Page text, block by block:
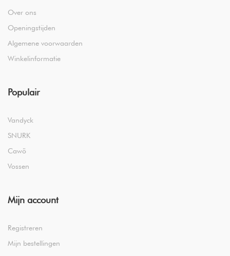
Over ons
Openingstijden
Algemene voorwaarden
Winkelinformatie
Populair
Vandyck
SNURK
Cawö
Vossen
Mijn account
Registreren
Mijn bestellingen